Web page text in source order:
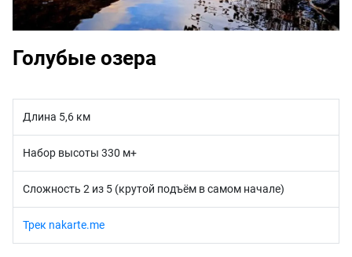
Голубые озера
Длина 5,6 км
Набор высоты 330 м+
Сложность 2 из 5 (крутой подъём в самом начале)
Трек nakarte.me